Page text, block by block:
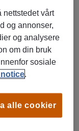
i Lillestrøm.
av gull, sølv og
eller
nettstedet vårt
og annonser,
og analysere
om din bruk
sosiale
alle cookier